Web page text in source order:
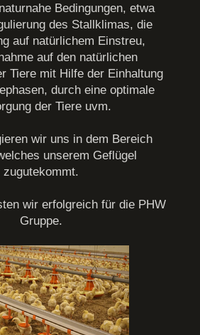
Bedingungen, etwa
des Stallklimas, die
auf natürlichem Einstreu,
auf den natürlichen
Tiere mit Hilfe der Einhaltung
durch eine optimale
der Tiere uvm.
wir uns in dem Bereich
unserem Geflügel
zugutekommt.
wir erfolgreich für die PHW
Gruppe.